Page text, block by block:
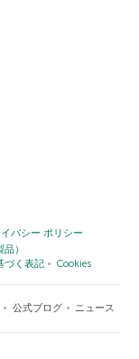
バシー ポリシー
）
づく表記 Cookies
公式ブログ ニュース